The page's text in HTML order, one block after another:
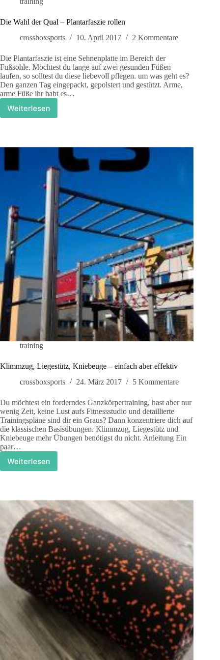
Die Wahl der Qual – Plantarfaszie rollen
crossboxsports
10. April 2017 2 Kommentare
Die Plantarfaszie ist eine Sehnenplatte im Bereich der
Fußsohle. Möchtest du lange auf zwei gesunden Füßen
laufen, so solltest du diese liebevoll pflegen. um was geht es?
Den ganzen Tag eingepackt, gepolstert und gestützt. Arme,
arme Füße ihr habt es…
Weiterlesen
Die
–
Plantarfaszie
rollen
training
Klimmzug, Liegestütz, Kniebeuge – einfach aber effektiv
crossboxsports
24. März 2017 5 Kommentare
Du möchtest ein forderndes Ganzkörpertraining, hast aber nur
wenig Zeit, keine Lust aufs Fitnessstudio und detaillierte
Trainingspläne sind dir ein Graus? Dann konzentriere dich auf
die klassischen Basisübungen. Klimmzug, Liegestütz und
Kniebeuge mehr Übungen benötigst du nicht. Anleitung Ein
paar…
Weiterlesen
Klimmzug,
einfach
aber
effektiv